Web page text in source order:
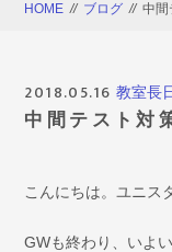
HOME // ブログ // 中間
2018.05.16 教室長
中間テスト対
こんにちは。ユニス
GWも終わり、いよ